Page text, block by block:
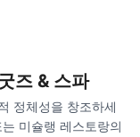
즈 & 스파
정체성을 창조하세
미슐랭 레스토랑의